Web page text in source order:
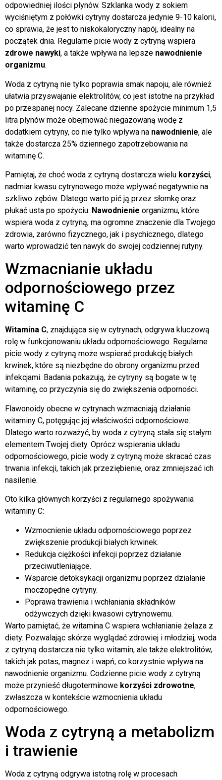
odpowiedniej ilości płynów. Szklanka wody z sokiem
wyciśniętym z połówki cytryny dostarcza jedynie 9-10 kalorii,
co sprawia, że jest to niskokaloryczny napój, idealny na
początek dnia. Regularne picie wody z cytryną wspiera
zdrowe nawyki, a także wpływa na lepsze nawodnienie
organizmu.
Woda z cytryną nie tylko poprawia smak napoju, ale również
ułatwia przyswajanie elektrolitów, co jest istotne na przykład
po przespanej nocy. Zalecane dzienne spożycie minimum 1,5
litra płynów może obejmować niegazowaną wodę z
dodatkiem cytryny, co nie tylko wpływa na nawodnienie, ale
także dostarcza 25% dziennego zapotrzebowania na
witaminę C.
Pamiętaj, że choć woda z cytryną dostarcza wielu korzyści,
nadmiar kwasu cytrynowego może wpływać negatywnie na
szkliwo zębów. Dlatego warto pić ją przez słomkę oraz
płukać usta po spożyciu. Nawodnienie organizmu, które
wspiera woda z cytryną, ma ogromne znaczenie dla Twojego
zdrowia, zarówno fizycznego, jak i psychicznego, dlatego
warto wprowadzić ten nawyk do swojej codziennej rutyny.
Wzmacnianie układu
odpornościowego przez
witaminę C
Witamina C, znajdująca się w cytrynach, odgrywa kluczową
rolę w funkcjonowaniu układu odpornościowego. Regularne
picie wody z cytryną może wspierać produkcję białych
krwinek, które są niezbędne do obrony organizmu przed
infekcjami. Badania pokazują, że cytryny są bogate w tę
witaminę, co przyczynia się do zwiększenia odporności.
Flawonoidy obecne w cytrynach wzmacniają działanie
witaminy C, potęgując jej właściwości odpornościowe.
Dlatego warto rozważyć, by woda z cytryną stała się stałym
elementem Twojej diety. Oprócz wspierania układu
odpornościowego, picie wody z cytryną może skracać czas
trwania infekcji, takich jak przeziębienie, oraz zmniejszać ich
nasilenie.
Oto kilka głównych korzyści z regularnego spożywania
witaminy C:
Wzmocnienie układu odpornościowego poprzez
zwiększenie produkcji białych krwinek.
Redukcja ciężkości infekcji poprzez działanie
przeciwutleniające.
Wsparcie detoksykacji organizmu poprzez działanie
moczopędne cytryny.
Poprawa trawienia i wchłaniania składników
odżywczych dzięki kwasowi cytrynowemu.
Warto pamiętać, że witamina C wspiera wchłanianie żelaza z
diety. Pozwalając skórze wyglądać zdrowiej i młodziej, woda
z cytryną dostarcza nie tylko witamin, ale także elektrolitów,
takich jak potas, magnez i wapń, co korzystnie wpływa na
nawodnienie organizmu. Codzienne picie wody z cytryną
może przynieść długoterminowe korzyści zdrowotne,
zwłaszcza w kontekście wzmocnienia układu
odpornościowego.
Woda z cytryną a metabolizm
i trawienie
Woda z cytryną odgrywa istotną rolę w procesach